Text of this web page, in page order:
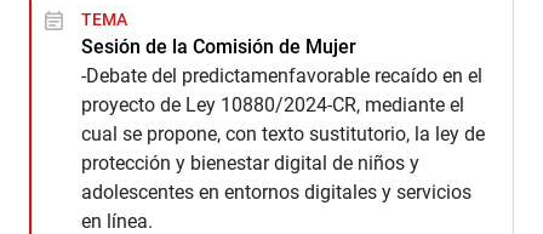
TEMA
Sesión de la Comisión de Mujer
-Debate del predictamenfavorable recaído en el
proyecto de Ley 10880/2024-CR, mediante el
cual se propone, con texto sustitutorio, la ley de
protección y bienestar digital de niños y
adolescentes en entornos digitales y servicios
en línea.